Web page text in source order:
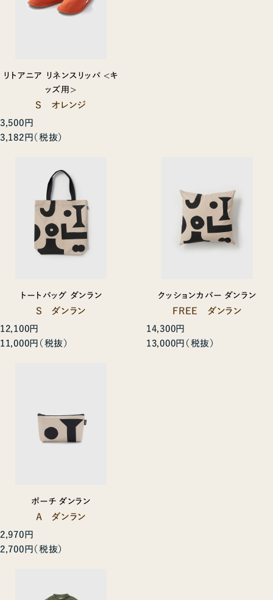
リトアニア リネンスリッパ <キ
ッズ用>
S オレンジ
3,500円
3,182円
トートバッグ ダンラン
S ダンラン
12,100円
11,000円
クッションカバー ダンラン
FREE ダンラン
14,300円
13,000円
ポーチ ダンラン
A ダンラン
2,970円
2,700円